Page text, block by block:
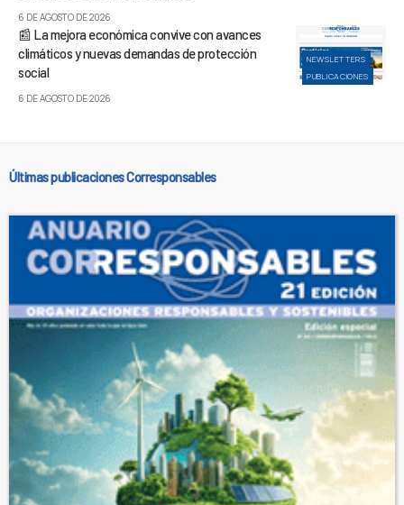
6 DE AGOSTO DE 2026
NEWSLETTERS
PUBLICACIONES
📰 La mejora económica convive con avances
climáticos y nuevas demandas de protección
social
6 DE AGOSTO DE 2026
Últimas publicaciones Corresponsables